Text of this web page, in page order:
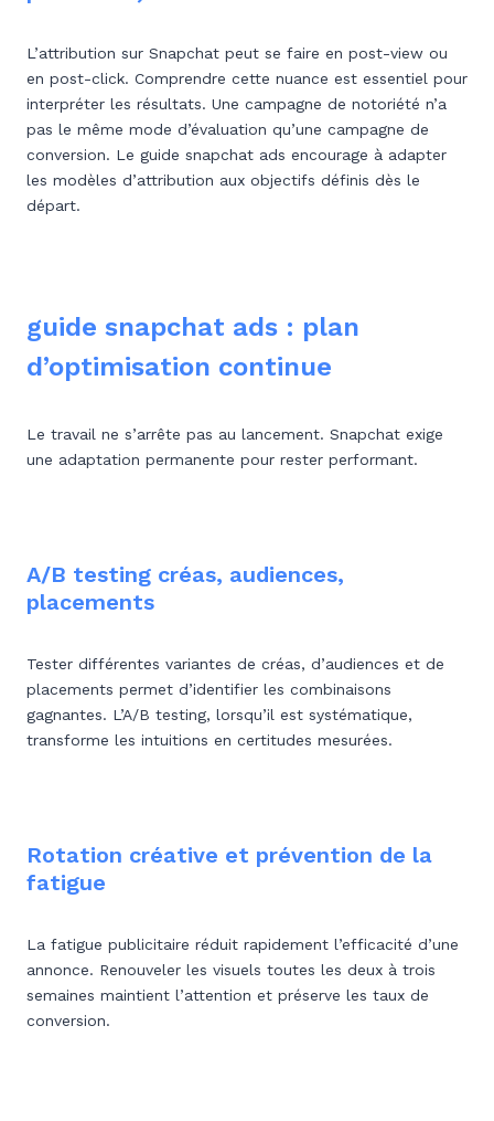
L’attribution sur Snapchat peut se faire en post-view ou
en post-click. Comprendre cette nuance est essentiel pour
interpréter les résultats. Une campagne de notoriété n’a
pas le même mode d’évaluation qu’une campagne de
conversion. Le guide snapchat ads encourage à adapter
les modèles d’attribution aux objectifs définis dès le
départ.
guide snapchat ads : plan
d’optimisation continue
Le travail ne s’arrête pas au lancement. Snapchat exige
une adaptation permanente pour rester performant.
A/B testing créas, audiences,
placements
Tester différentes variantes de créas, d’audiences et de
placements permet d’identifier les combinaisons
gagnantes. L’A/B testing, lorsqu’il est systématique,
transforme les intuitions en certitudes mesurées.
Rotation créative et prévention de la
fatigue
La fatigue publicitaire réduit rapidement l’efficacité d’une
annonce. Renouveler les visuels toutes les deux à trois
semaines maintient l’attention et préserve les taux de
conversion.